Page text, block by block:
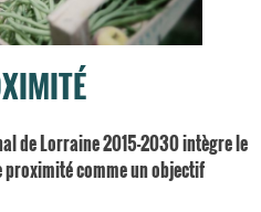
de Lorraine 2015-2030 intègre le
proximité comme un objectif